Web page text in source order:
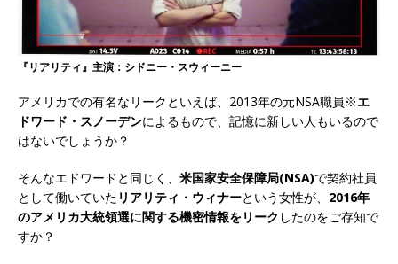
『リアリティ』主演：シドニー・スウィーニー
アメリカでの有名なリークといえば、2013年の元NSA職員※エ
ドワード・スノーデンによるもので、記憶に新しい人もいるので
はないでしょうか？
そんなエドワードと同じく、 米国家安全保障局(NSA)で契約社員
として働いていた リアリティ・ウィナーという女性が、 2016年
のアメリカ大統領選に関する機密情報をリーク したのをご存知で
すか？